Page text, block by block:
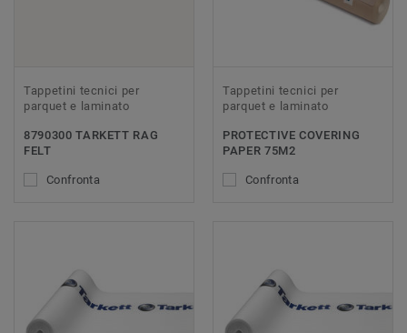
Tappetini tecnici per
parquet e laminato
8790300 TARKETT RAG
FELT
Confronta
Tappetini tecnici per
parquet e laminato
PROTECTIVE COVERING
PAPER 75M2
Confronta